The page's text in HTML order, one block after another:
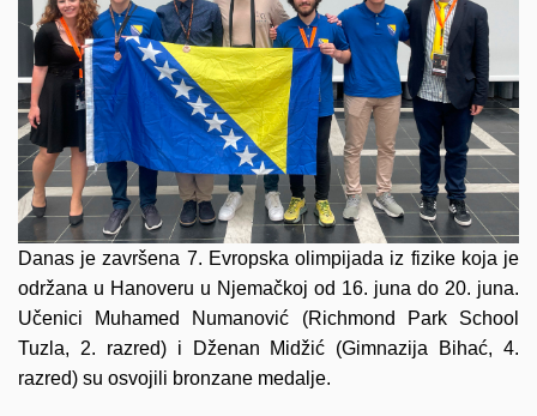
Danas je završena 7. Evropska olimpijada iz fizike koja je
održana u Hanoveru u Njemačkoj od 16. juna do 20. juna.
Učenici Muhamed Numanović (Richmond Park School
Tuzla, 2. razred) i Dženan Midžić (Gimnazija Bihać, 4.
razred) su osvojili bronzane medalje.